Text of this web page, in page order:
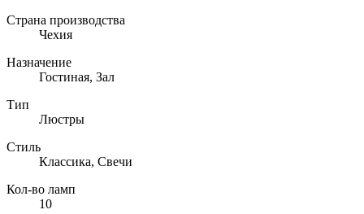
Страна производства
Чехия
Назначение
Гостиная, Зал
Тип
Люстры
Стиль
Классика, Свечи
Кол-во ламп
10